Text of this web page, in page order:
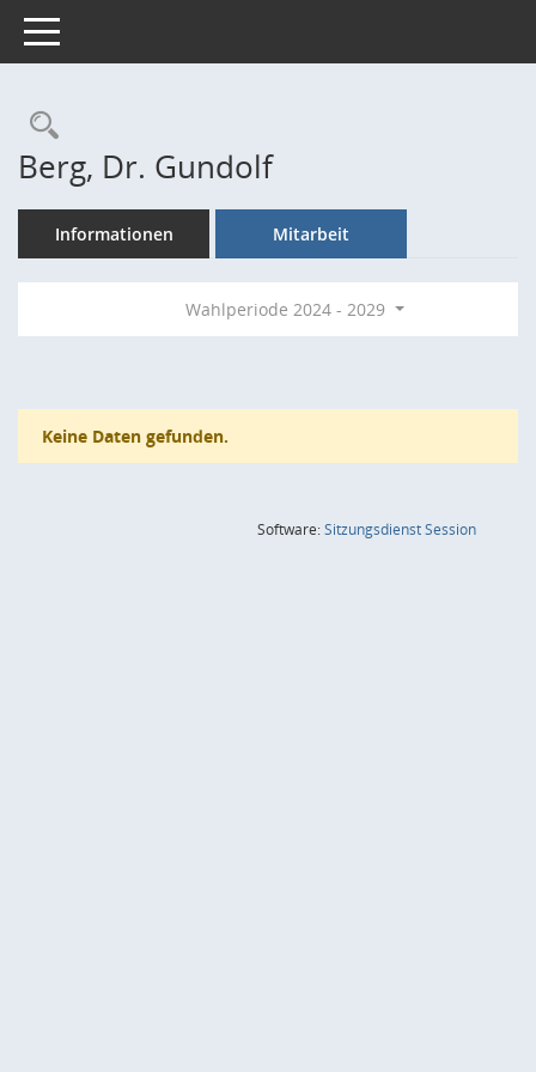
Toggle navigation
Rechercheauswahl
Berg, Dr. Gundolf
Informationen Mitarbeit
Wahlperiode 2024 - 2029
Keine Daten gefunden.
Software:SitzungsdienstSession(Wird in